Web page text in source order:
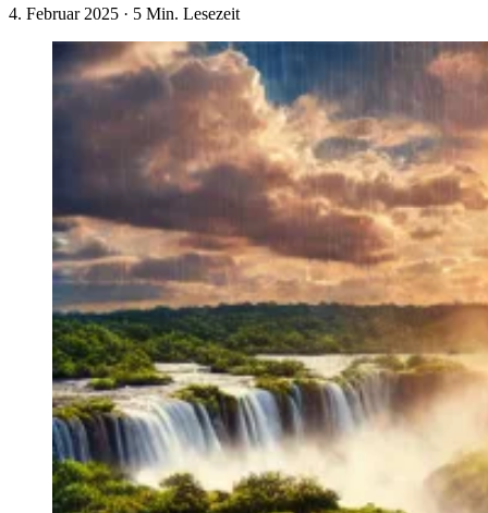
4. Februar 2025 · 5 Min. Lesezeit